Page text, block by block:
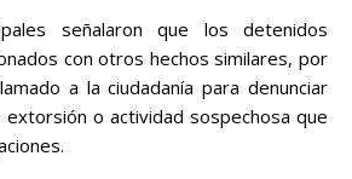
señalaron que los detenidos
con otros hechos similares, por
a la ciudadanía para denunciar
o actividad sospechosa que